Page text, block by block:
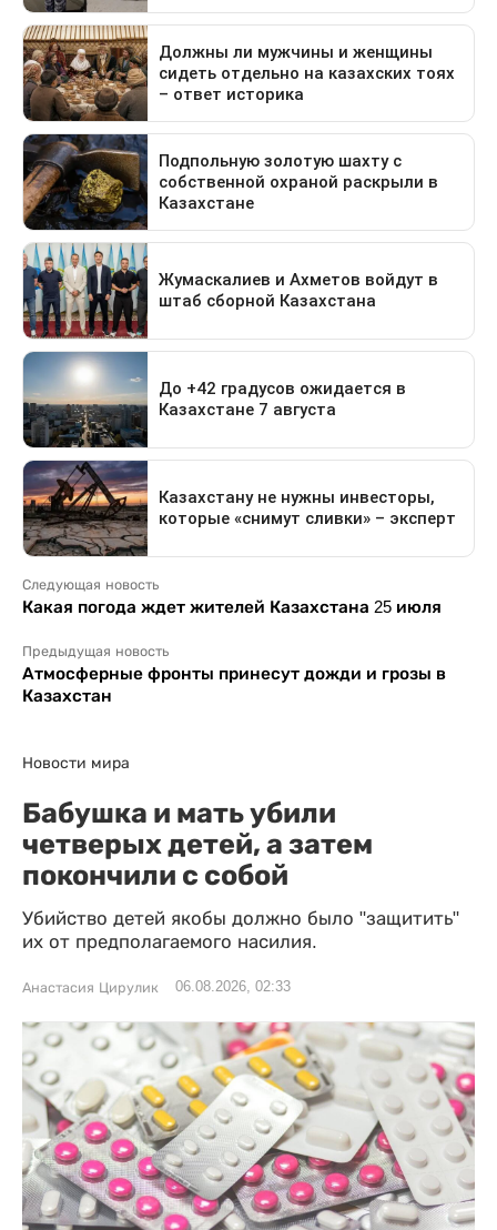
Следующая новость
Какая погода ждет жителей Казахстана 25 июля
Предыдущая новость
Атмосферные фронты принесут дожди и грозы в
Казахстан
Новости мира
Бабушка и мать убили
четверых детей, а затем
покончили с собой
Убийство детей якобы должно было "защитить"
их от предполагаемого насилия.
Анастасия Цирулик 06.08.2026, 02:33